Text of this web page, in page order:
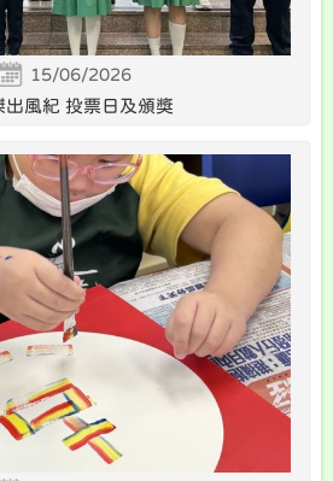
15/06/2026
出風紀 投票日及頒獎